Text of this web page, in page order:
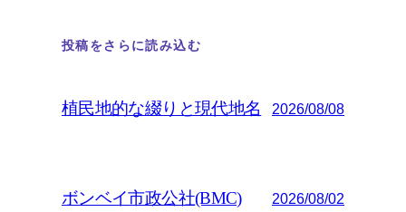
投稿をさらに読み込む
植民地的な綴りと現代地名 2026/08/08
ボンベイ市政公社(BMC) 2026/08/02